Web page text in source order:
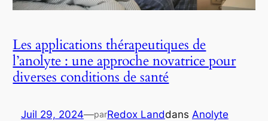
Les applications thérapeutiques de
l’anolyte : une approche novatrice pour
diverses conditions de santé
Juil 29, 2024—parRedox Landdans Anolyte